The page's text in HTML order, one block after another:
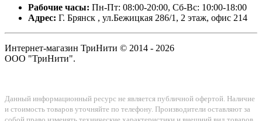
Рабочие часы: Пн-Пт: 08:00-20:00, Сб-Вс: 10:00-18:00
Адрес: Г. Брянск , ул.Бежицкая 286/1, 2 этаж, офис 214
Интернет-магазин ТриНити © 2014 - 2026
ООО "ТриНити".
Данный информационный ресурс не является публичной офертой. Наличие
и стоимость товаров уточняйте по телефону. Производители оставляют за